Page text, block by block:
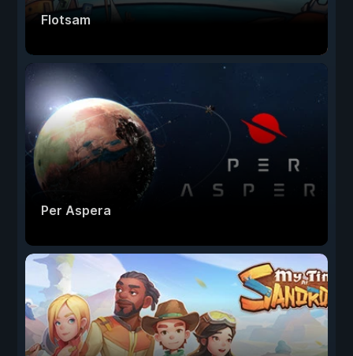
Flotsam
Per Aspera